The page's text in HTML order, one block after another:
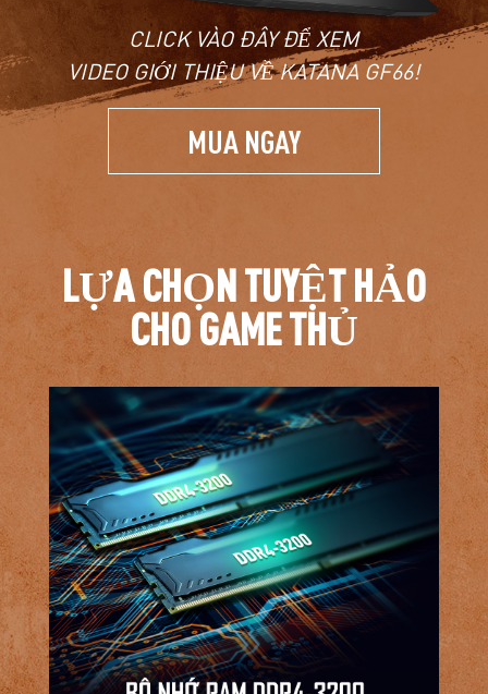
CLICK VÀO ĐÂY ĐỂ XEM
VIDEO GIỚI THIỆU VỀ KATANA GF66!
MUA NGAY
LỰA CHỌN TUYỆT HẢO
CHO GAME THỦ